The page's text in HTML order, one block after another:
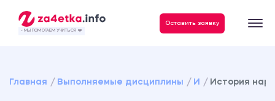
- МЫ ПОМОГАЕМ УЧИТЬСЯ ❤️
Оставить заявку
Главная Выполняемые дисциплины И История